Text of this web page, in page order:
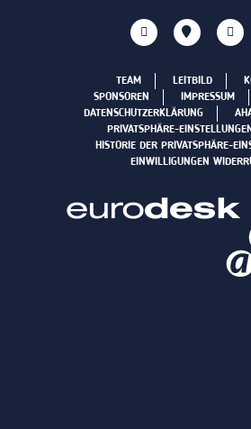
TEAM LEITBILD
SPONSOREN
IMPRESSUM
DATENSCHUTZERKLÄRUNG
PRIVATSPHÄRE-
HISTORIE DER PRIVATSPHÄRE-
EINWILLIGUNGEN